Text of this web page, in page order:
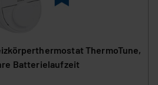
ThermoTune,
Batterielaufzeit